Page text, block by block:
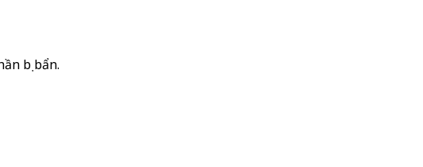
bị bẩn.